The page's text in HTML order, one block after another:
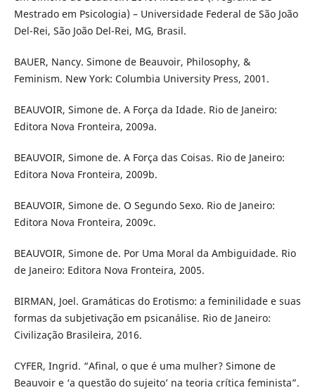
Mestrado em Psicologia) – Universidade Federal de São João
Del-Rei, São João Del-Rei, MG, Brasil.
BAUER, Nancy. Simone de Beauvoir, Philosophy, &
Feminism. New York: Columbia University Press, 2001.
BEAUVOIR, Simone de. A Força da Idade. Rio de Janeiro:
Editora Nova Fronteira, 2009a.
BEAUVOIR, Simone de. A Força das Coisas. Rio de Janeiro:
Editora Nova Fronteira, 2009b.
BEAUVOIR, Simone de. O Segundo Sexo. Rio de Janeiro:
Editora Nova Fronteira, 2009c.
BEAUVOIR, Simone de. Por Uma Moral da Ambiguidade. Rio
de Janeiro: Editora Nova Fronteira, 2005.
BIRMAN, Joel. Gramáticas do Erotismo: a feminilidade e suas
formas da subjetivação em psicanálise. Rio de Janeiro:
Civilização Brasileira, 2016.
CYFER, Ingrid. “Afinal, o que é uma mulher? Simone de
Beauvoir e ‘a questão do sujeito’ na teoria crítica feminista”.